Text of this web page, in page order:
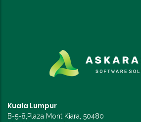
Kuala Lumpur
B-5-8,Plaza Mont Kiara, 50480